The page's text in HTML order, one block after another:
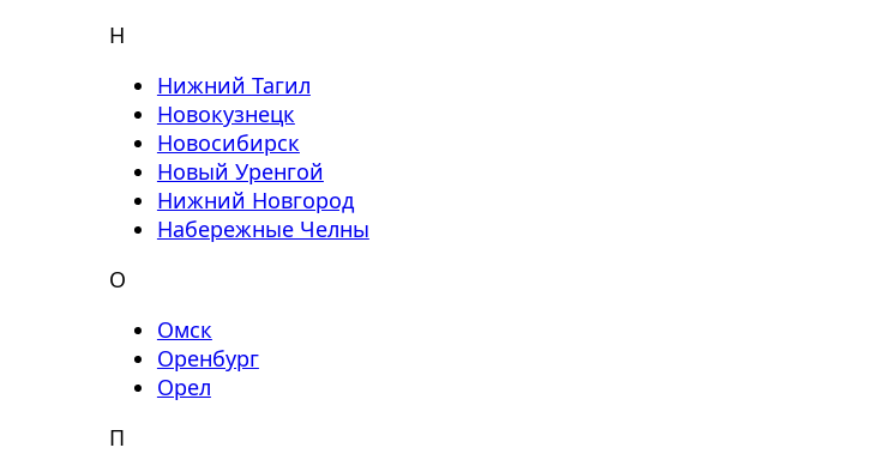
Н
Нижний Тагил
Новокузнецк
Новосибирск
Новый Уренгой
Нижний Новгород
Набережные Челны
О
Омск
Оренбург
Орел
П